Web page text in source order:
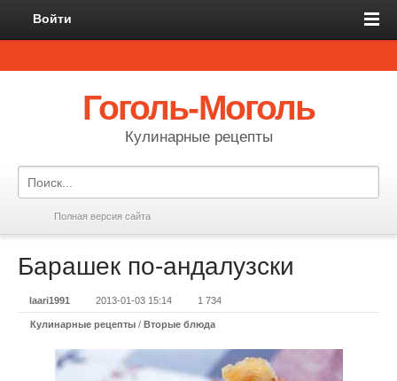
Войти
Гоголь-Моголь
Кулинарные рецепты
Полная версия сайта
Барашек по-андалузски
laari1991 2013-01-03 15:14 1 734
Кулинарные рецепты / Вторые блюда